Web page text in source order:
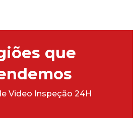
que
Video Inspeção 24H